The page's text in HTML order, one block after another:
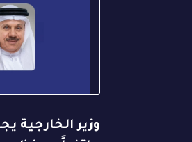
وزير الخارجية